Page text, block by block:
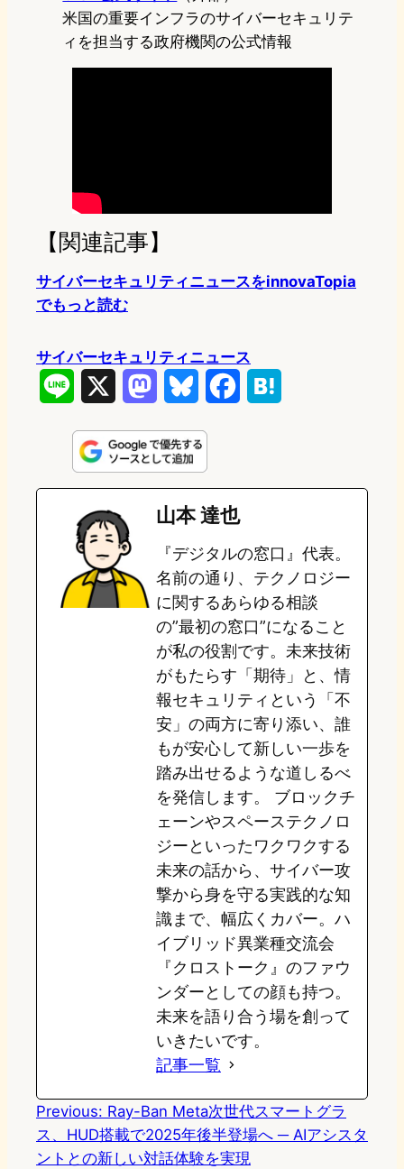
米国の重要インフラのサイバーセキュリテ
ィを担当する政府機関の公式情報
【関連記事】
サイバーセキュリティニュースをinnovaTopia
でもっと読む
サイバーセキュリティニュース
n
e
s
t
o
o
n
u
e
s
k
e
b
o
o
k
e
a
山本 達也
『デジタルの窓口』代表。
名前の通り、テクノロジー
に関するあらゆる相談
の”最初の窓口”になること
が私の役割です。未来技術
がもたらす「期待」と、情
報セキュリティという「不
安」の両方に寄り添い、誰
もが安心して新しい一歩を
踏み出せるような道しるべ
を発信します。 ブロックチ
ェーンやスペーステクノロ
ジーといったワクワクする
未来の話から、サイバー攻
撃から身を守る実践的な知
識まで、幅広くカバー。ハ
イブリッド異業種交流会
『クロストーク』のファウ
ンダーとしての顔も持つ。
未来を語り合う場を創って
いきたいです。
記事一覧
Previous: Ray-Ban Meta次世代スマートグラ
ス、HUD搭載で2025年後半登場へ ─ AIアシスタ
ントとの新しい対話体験を実現